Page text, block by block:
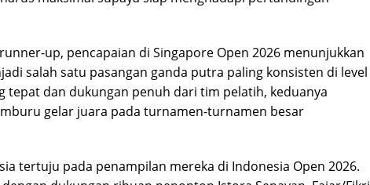
up, pencapaian di Singapore Open 2026 menunjukkan
salah satu pasangan ganda putra paling konsisten di level
tepat dan dukungan penuh dari tim pelatih, keduanya
gelar juara pada turnamen-turnamen besar
tertuju pada penampilan mereka di Indonesia Open 2026.